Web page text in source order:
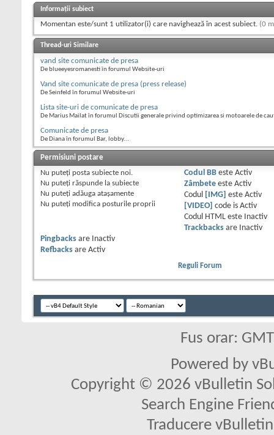
Informații subiect
Momentan este/sunt 1 utilizator(i) care navighează în acest subiect. (0
Thread-uri Similare
vand site comunicate de presa
De blueeyesromanesti în forumul Website-uri
Vand site comunicate de presa (press release)
De Seinfeld în forumul Website-uri
Lista site-uri de comunicate de presa
De Marius Mailat în forumul Discutii generale privind optimizarea si motoarele de
Comunicate de presa
De Diana în forumul Bar, lobby...
Permisiuni postare
Nu puteţi posta subiecte noi.
Nu puteţi răspunde la subiecte
Nu puteţi adăuga ataşamente
Nu puteţi modifica posturile proprii
Codul BBeste Activ
Zâmbeteeste Activ
Codul
[IMG] este Activ
[VIDEO]
code is Activ
Codul HTML este
Inactiv
Trackbacksare
Inactiv
Pingbacks are
Inactiv
Refbacks are Activ
Reguli Forum
Fus orar:
Powered by
Copyright © 2026 vBulletin
Search Engine
Traducere